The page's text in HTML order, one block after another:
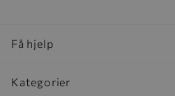
Få hjelp
Kategorier